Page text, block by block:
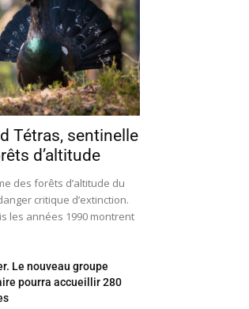
Tétras, sentinelle
d’altitude
des forêts d’altitude du
critique d’extinction.
les années 1990 montrent
Le nouveau groupe
pourra accueillir 280